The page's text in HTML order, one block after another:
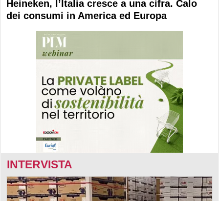
Heineken, l’Italia cresce a una cifra. Calo
dei consumi in America ed Europa
INTERVISTA